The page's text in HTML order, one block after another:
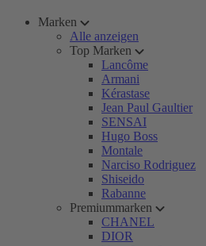
Marken
Alle anzeigen
Top Marken
Lancôme
Armani
Kérastase
Jean Paul Gaultier
SENSAI
Hugo Boss
Montale
Narciso Rodriguez
Shiseido
Rabanne
Premiummarken
CHANEL
DIOR